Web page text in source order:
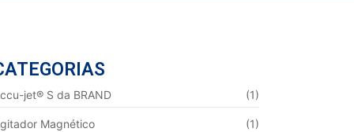
jet® S da BRAND (1)
Magnético (1)